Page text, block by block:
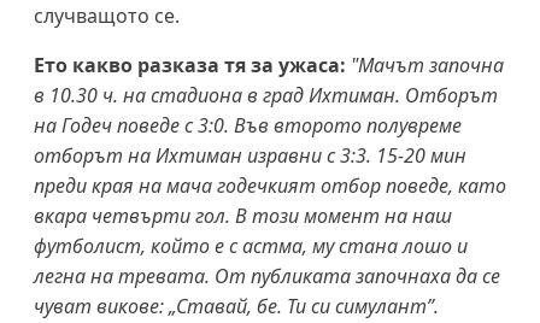
случващото се.
Ето какво разказа тя за ужаса: "Мачът започна
в 10.30 ч. на стадиона в град Ихтиман. Отборът
на Годеч поведе с 3:0. Във второто полувреме
отборът на Ихтиман изравни с 3:3. 15-20 мин
преди края на мача годечкият отбор поведе, като
вкара четвърти гол. В този момент на наш
футболист, който е с астма, му стана лошо и
легна на тревата. От публиката започнаха да се
чуват викове: „Ставай, бе. Ти си симулант”.